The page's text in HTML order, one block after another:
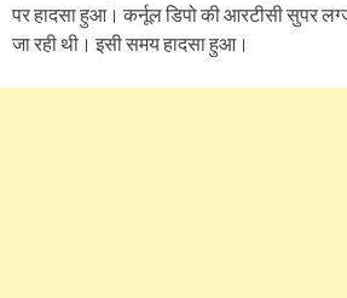
पर हादसा हुआ। कर्नूल डिपो की आरटीसी सुपर
जा रही थी। इसी समय हादसा हुआ।